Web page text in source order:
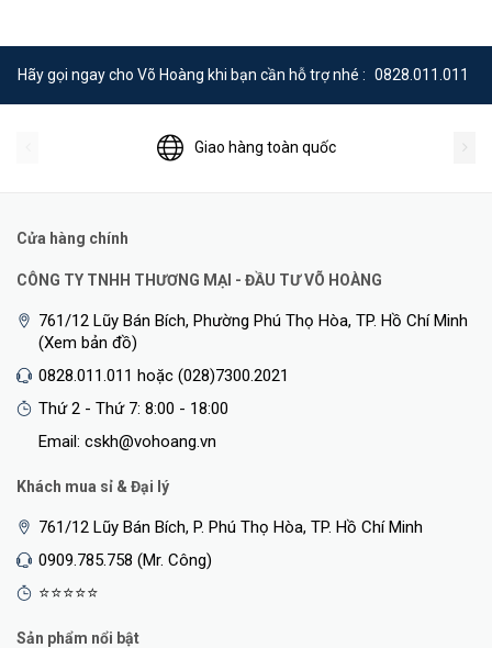
Tính năng Layer 2: port mirroring, loop protection, cable
Dễ dàng quản lý và cấu hình qua Ruijie cloud.
Tích hợp Web management.
Hỗ trợ IEEE802.1Q VLAN, bảo mật giữa các nhóm thiết bị.
Nguồn AC 100~240V, 50/60Hz.
Kích thước: 440×267.5×43.6mm.
<Hotline: 0828.011.011 - (028)7300.2021 - VoHoang.vn>
Bảo hành
Bảo hành: 60 tháng
Hãy gọi ngay cho Võ Hoàng khi bạn cần hỗ trợ nhé : 0828.011.011
Giao hàng toàn quốc
Cửa hàng chính
CÔNG TY TNHH THƯƠNG MẠI - ĐẦU TƯ VÕ HOÀNG
761/12 Lũy Bán Bích, Phường Phú Thọ Hòa, TP. Hồ Chí Minh
(Xem bản đồ)
0828.011.011 hoặc (028)7300.2021
Thứ 2 - Thứ 7: 8:00 - 18:00
Email: cskh@vohoang.vn
Khách mua sỉ & Đại lý
761/12 Lũy Bán Bích, P. Phú Thọ Hòa, TP. Hồ Chí Minh
0909.785.758 (Mr. Công)
⭐⭐⭐⭐⭐
Sản phẩm nổi bật